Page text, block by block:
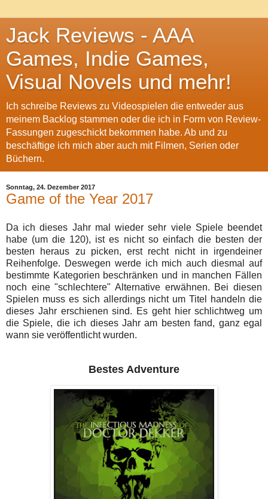
Jack Reviews - AAA
Games, Indie Games,
Visual Novels und mehr!
Ich schreibe Reviews zu Videospielen die entweder aus
meinem Backlog stammen oder die ich in Form von Review-
Fassungen zugeschickt bekommen habe. Ab und zu
beschäftige ich mich aber auch mit Filmen, Serien oder
Büchern.
Sonntag, 24. Dezember 2017
Game of the Year 2017
Da ich dieses Jahr mal wieder sehr viele Spiele beendet
habe (um die 120), ist es nicht so einfach die besten der
besten heraus zu picken, erst recht nicht in irgendeiner
Reihenfolge. Deswegen werde ich mich auch diesmal auf
bestimmte Kategorien beschränken und in manchen Fällen
noch eine "schlechtere" Alternative erwähnen. Bei diesen
Spielen muss es sich allerdings nicht um Titel handeln die
dieses Jahr erschienen sind. Es geht hier schlichtweg um
die Spiele, die ich dieses Jahr am besten fand, ganz egal
wann sie veröffentlicht wurden.
Bestes Adventure